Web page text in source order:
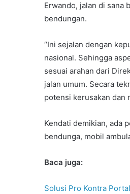
Erwando, jalan di sana
bendungan.
“Ini sejalan dengan
nasional. Sehingga
sesuai arahan dari
jalan umum. Secara
potensi kerusakan dan
Kendati demikian, ada
bendunga, mobil
Baca juga:
Solusi Pro Kontra